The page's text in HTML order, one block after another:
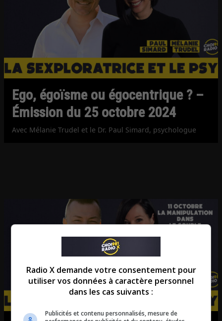
Ego, égoïsme ou égocentrique ? –
Émission du 25 octobre 2024
Avec Mélanie Trudel et le Dr. Paul Simard, psychologue
Radio X demande votre consentement pour
utiliser vos données à caractère personnel
dans les cas suivants :
Publicités et contenu personnalisés, mesure de